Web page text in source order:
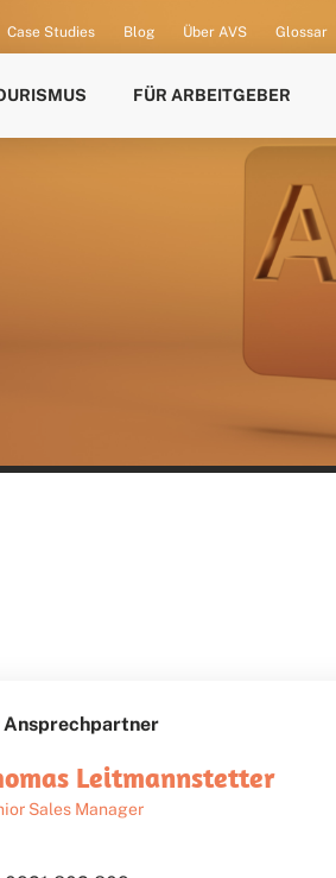
Case Studies Blog Über AVS Glossar
FÜR ARBEITGEBER
Ansprechpartner
Leitmannstetter
Sales Manager